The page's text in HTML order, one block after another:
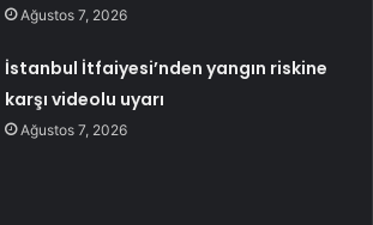
Ağustos 7, 2026
İstanbul İtfaiyesi’nden yangın riskine
karşı videolu uyarı
Ağustos 7, 2026